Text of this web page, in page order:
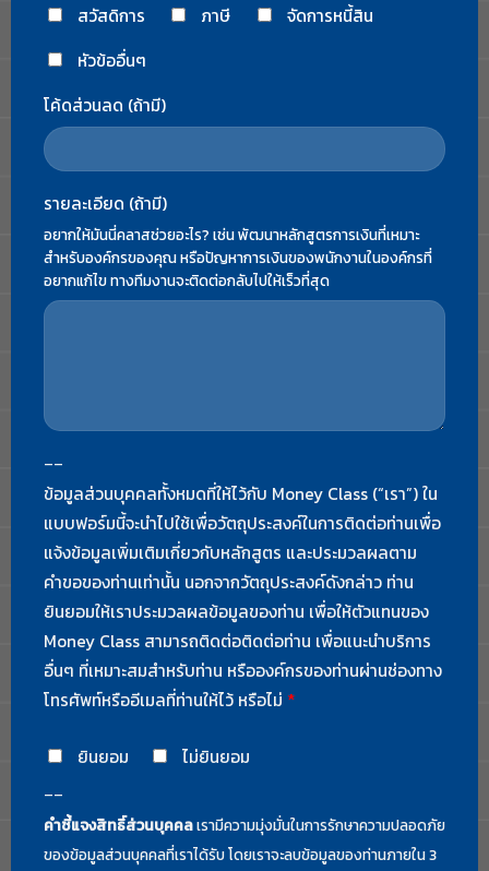
สวัสดิการ ภาษี
จัดการหนี้สิน
หัวข้ออื่นๆ
โค้ดส่วนลด (ถ้ามี)
รายละเอียด (ถ้ามี)
อยากให้มันนี่คลาสช่วยอะไร? เช่น พัฒนาหลักสูตรการเงินที่เหมาะ
สำหรับองค์กรของคุณ หรือปัญหาการเงินของพนักงานในองค์กรที่
อยากแก้ไข ทางทีมงานจะติดต่อกลับไปให้เร็วที่สุด
--
ข้อมูลส่วนบุคคลทั้งหมดที่ให้ไว้กับ Money Class (“เรา”) ใน
แบบฟอร์มนี้จะนำไปใช้เพื่อวัตถุประสงค์ในการติดต่อท่านเพื่อ
แจ้งข้อมูลเพิ่มเติมเกี่ยวกับหลักสูตร และประมวลผลตาม
คำขอของท่านเท่านั้น นอกจากวัตถุประสงค์ดังกล่าว ท่าน
ยินยอมให้เราประมวลผลข้อมูลของท่าน เพื่อให้ตัวแทนของ
Money Class สามารถติดต่อติดต่อท่าน เพื่อแนะนำบริการ
อื่นๆ ที่เหมาะสมสำหรับท่าน หรือองค์กรของท่านผ่านช่องทาง
โทรศัพท์หรืออีเมลที่ท่านให้ไว้ หรือไม่ *
ยินยอม ไม่ยินยอม
--
คำชี้แจงสิทธิ์ส่วนบุคคลเรามีความมุ่งมั่นในการรักษาความปลอดภัย
ของข้อมูลส่วนบุคคลที่เราได้รับ โดยเราจะลบข้อมูลของท่านภายใน 3